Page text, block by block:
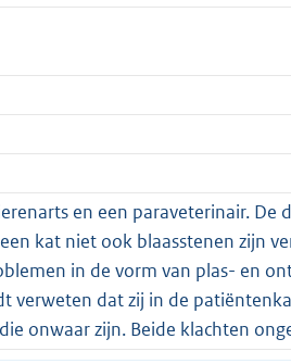
en een paraveterinair.
kat niet ook blaasstenen zijn
in de vorm van plas- en
verweten dat zij in de
onwaar zijn. Beide klachten